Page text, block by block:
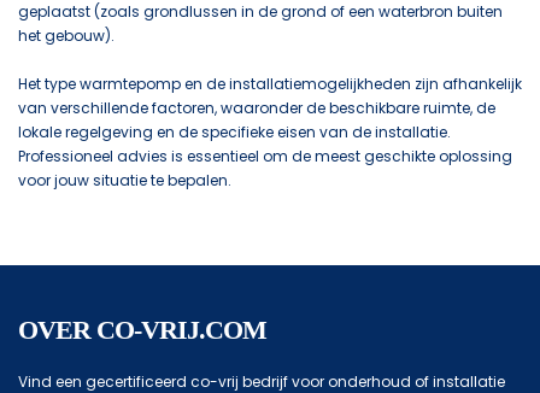
geplaatst (zoals grondlussen in de grond of een waterbron buiten
het gebouw).
Het type warmtepomp en de installatiemogelijkheden zijn afhankelijk
van verschillende factoren, waaronder de beschikbare ruimte, de
lokale regelgeving en de specifieke eisen van de installatie.
Professioneel advies is essentieel om de meest geschikte oplossing
voor jouw situatie te bepalen.
OVER CO-VRIJ.COM
Vind een gecertificeerd co-vrij bedrijf voor onderhoud of installatie